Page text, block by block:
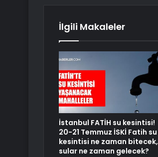
İlgili Makaleler
İstanbul FATİH su kesintisi!
20-21 Temmuz İSKİ Fatih su
kesintisi ne zaman bitecek,
sular ne zaman gelecek?